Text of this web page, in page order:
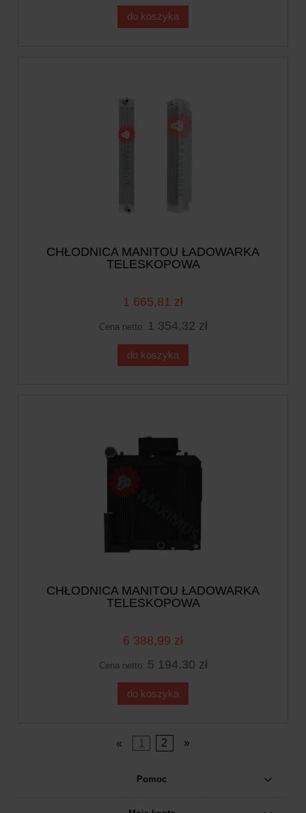
do koszyka
CHŁODNICA MANITOU ŁADOWARKA
TELESKOPOWA
1 665,81 zł
Cena netto: 1 354,32 zł
do koszyka
CHŁODNICA MANITOU ŁADOWARKA
TELESKOPOWA
6 388,99 zł
Cena netto: 5 194,30 zł
do koszyka
« 1 2 »
Pomoc